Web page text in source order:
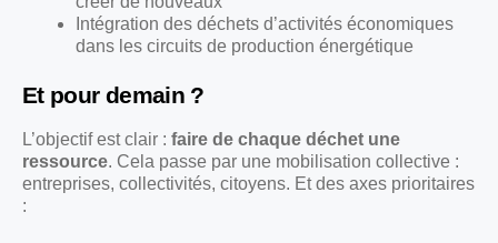
Intégration des déchets d’activités économiques
dans les circuits de production énergétique
Et pour demain ?
L’objectif est clair : faire de chaque déchet une
ressource. Cela passe par une mobilisation collective :
entreprises, collectivités, citoyens. Et des axes prioritaires
: